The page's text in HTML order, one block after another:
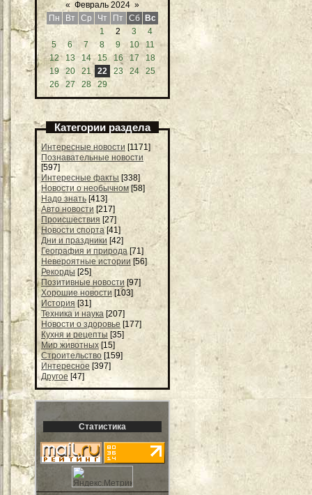
« Февраль 2024 »
Пн
Вт Ср Чт Пт Сб Вс
1
2 3
4
5
6 7 8 9 10
11
12
13 14 15 16 17
18
19
20 21 22 23 24
25
26
27 28 29
Категории раздела
Интересные новости [1171]
Познавательные новости
[597]
Интересные факты [338]
Новости о необычном [58]
Надо знать [413]
Авто новости [217]
Происшествия [27]
Новости спорта [41]
Дни и праздники [42]
География и природа [71]
Невероятные истории [56]
Рекорды [25]
Позитивные новости [97]
Хорошие новости [103]
История [31]
Техника и наука [207]
Новости о здоровье [177]
Кухня и рецепты [35]
Мир животных [15]
Строительство [159]
Интересное [397]
Другое [47]
Статистика